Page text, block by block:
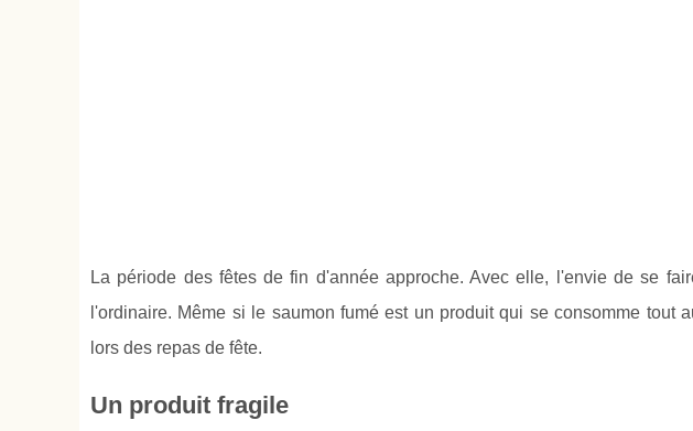
La période des fêtes de fin d'année approche. Avec elle, l'envie de se
l'ordinaire. Même si le saumon fumé est un produit qui se consomme tout
lors des repas de fête.
Un produit fragile